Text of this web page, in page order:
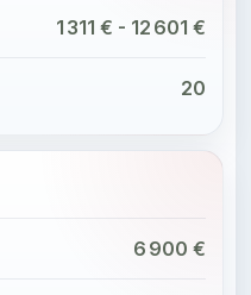
1 311 € - 12 601 €
20
6 900 €